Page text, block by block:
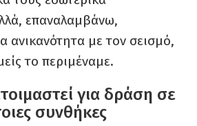
επαναλαμβάνω,
ανικανότητα με τον σεισμό,
το περιμέναμε.
για δράση σε
συνθήκες